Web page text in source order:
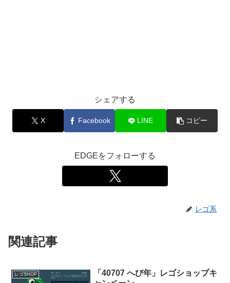
シェアする
X Facebook LINE コピー
EDGEをフォローする
レゴ系
関連記事
レゴSHOP
「40707 へび年」レゴショップキ